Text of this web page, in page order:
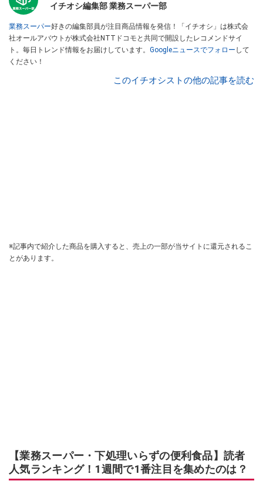
イチオシ編集部 業務スーパー部
業務スーパー好きの編集部員が注目商品情報を発信！「イチオシ」は株式会
社オールアバウトが株式会社NTTドコモと共同で開設したレコメンドサイ
ト。毎日トレンド情報をお届けしています。 Googleニュースでフォロー して
ください！
このイチオシストの他の記事を読む
※記事内で紹介した商品を購入すると、売上の一部が当サイトに還元されるこ
とがあります。
【業務スーパー・下処理いらずの便利食品】読者
人気ランキング！1週間で1番注目を集めたのは？